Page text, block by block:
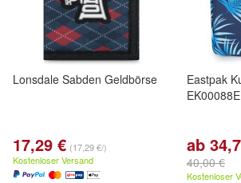
Lonsdale Sabden Geldbörse
17,29 € (17,29 €/)
Kostenloser Versand
Eastpak
ab
40,00 €
Kostenloser